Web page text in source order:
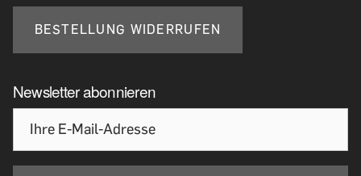
BESTELLUNG WIDERRUFEN
Newsletter abonnieren